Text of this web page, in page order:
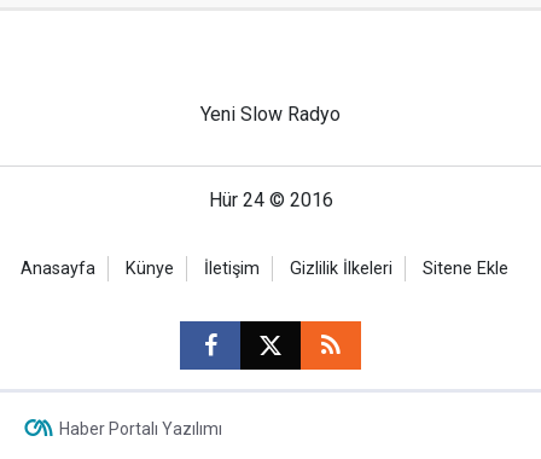
Yeni Slow Radyo
Hür 24 © 2016
Anasayfa Künye İletişim Gizlilik İlkeleri Sitene Ekle
Haber Portalı Yazılımı